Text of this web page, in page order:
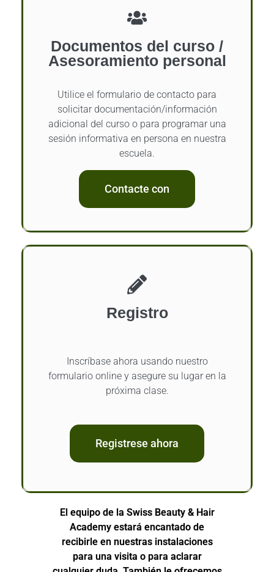
Documentos del curso /
Asesoramiento personal
Utilice el formulario de contacto para
solicitar documentación/información
adicional del curso o para programar una
sesión informativa en persona en nuestra
escuela.
Contacte con
Registro
Inscríbase ahora usando nuestro
formulario online y asegure su lugar en la
próxima clase.
Registrese ahora
El equipo de la Swiss Beauty & Hair
Academy estará encantado de
recibirle en nuestras instalaciones
para una visita o para aclarar